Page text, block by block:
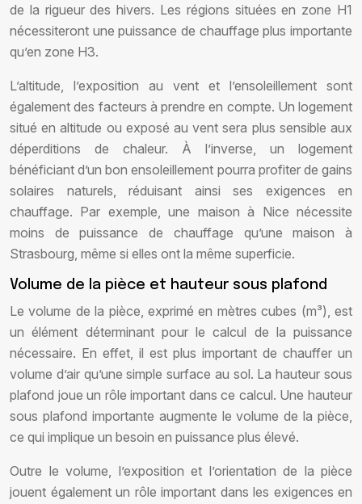
de la rigueur des hivers. Les régions situées en zone H1
nécessiteront une puissance de chauffage plus importante
qu’en zone H3.
L’altitude, l’exposition au vent et l’ensoleillement sont
également des facteurs à prendre en compte. Un logement
situé en altitude ou exposé au vent sera plus sensible aux
déperditions de chaleur. À l’inverse, un logement
bénéficiant d’un bon ensoleillement pourra profiter de gains
solaires naturels, réduisant ainsi ses exigences en
chauffage. Par exemple, une maison à Nice nécessite
moins de puissance de chauffage qu’une maison à
Strasbourg, même si elles ont la même superficie.
Volume de la pièce et hauteur sous plafond
Le volume de la pièce, exprimé en mètres cubes (m³), est
un élément déterminant pour le calcul de la puissance
nécessaire. En effet, il est plus important de chauffer un
volume d’air qu’une simple surface au sol. La hauteur sous
plafond joue un rôle important dans ce calcul. Une hauteur
sous plafond importante augmente le volume de la pièce,
ce qui implique un besoin en puissance plus élevé.
Outre le volume, l’exposition et l’orientation de la pièce
jouent également un rôle important dans les exigences en